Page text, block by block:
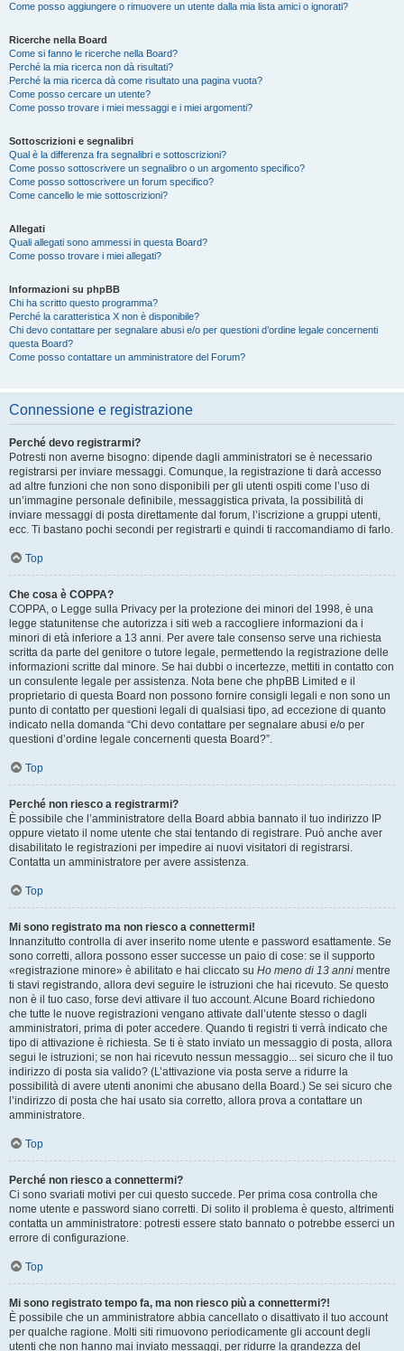
Come posso aggiungere o rimuovere un utente dalla mia lista amici o ignorati?
Ricerche nella Board
Come si fanno le ricerche nella Board?
Perché la mia ricerca non dà risultati?
Perché la mia ricerca dà come risultato una pagina vuota?
Come posso cercare un utente?
Come posso trovare i miei messaggi e i miei argomenti?
Sottoscrizioni e segnalibri
Qual è la differenza fra segnalibri e sottoscrizioni?
Come posso sottoscrivere un segnalibro o un argomento specifico?
Come posso sottoscrivere un forum specifico?
Come cancello le mie sottoscrizioni?
Allegati
Quali allegati sono ammessi in questa Board?
Come posso trovare i miei allegati?
Informazioni su phpBB
Chi ha scritto questo programma?
Perché la caratteristica X non è disponibile?
Chi devo contattare per segnalare abusi e/o per questioni d’ordine legale concernenti
questa Board?
Come posso contattare un amministratore del Forum?
Connessione e registrazione
Perché devo registrarmi?
Potresti non averne bisogno: dipende dagli amministratori se è necessario
registrarsi per inviare messaggi. Comunque, la registrazione ti darà accesso
ad altre funzioni che non sono disponibili per gli utenti ospiti come l’uso di
un’immagine personale definibile, messaggistica privata, la possibilità di
inviare messaggi di posta direttamente dal forum, l’iscrizione a gruppi utenti,
ecc. Ti bastano pochi secondi per registrarti e quindi ti raccomandiamo di farlo.
Top
Che cosa è COPPA?
COPPA, o Legge sulla Privacy per la protezione dei minori del 1998, è una
legge statunitense che autorizza i siti web a raccogliere informazioni da i
minori di età inferiore a 13 anni. Per avere tale consenso serve una richiesta
scritta da parte del genitore o tutore legale, permettendo la registrazione delle
informazioni scritte dal minore. Se hai dubbi o incertezze, mettiti in contatto con
un consulente legale per assistenza. Nota bene che phpBB Limited e il
proprietario di questa Board non possono fornire consigli legali e non sono un
punto di contatto per questioni legali di qualsiasi tipo, ad eccezione di quanto
indicato nella domanda “Chi devo contattare per segnalare abusi e/o per
questioni d’ordine legale concernenti questa Board?”.
Top
Perché non riesco a registrarmi?
È possibile che l’amministratore della Board abbia bannato il tuo indirizzo IP
oppure vietato il nome utente che stai tentando di registrare. Può anche aver
disabilitato le registrazioni per impedire ai nuovi visitatori di registrarsi.
Contatta un amministratore per avere assistenza.
Top
Mi sono registrato ma non riesco a connettermi!
Innanzitutto controlla di aver inserito nome utente e password esattamente. Se
sono corretti, allora possono esser successe un paio di cose: se il supporto
«registrazione minore» è abilitato e hai cliccato su Ho meno di 13 anni mentre
ti stavi registrando, allora devi seguire le istruzioni che hai ricevuto. Se questo
non è il tuo caso, forse devi attivare il tuo account. Alcune Board richiedono
che tutte le nuove registrazioni vengano attivate dall’utente stesso o dagli
amministratori, prima di poter accedere. Quando ti registri ti verrà indicato che
tipo di attivazione è richiesta. Se ti è stato inviato un messaggio di posta, allora
segui le istruzioni; se non hai ricevuto nessun messaggio... sei sicuro che il tuo
indirizzo di posta sia valido? (L’attivazione via posta serve a ridurre la
possibilità di avere utenti anonimi che abusano della Board.) Se sei sicuro che
l’indirizzo di posta che hai usato sia corretto, allora prova a contattare un
amministratore.
Top
Perché non riesco a connettermi?
Ci sono svariati motivi per cui questo succede. Per prima cosa controlla che
nome utente e password siano corretti. Di solito il problema è questo, altrimenti
contatta un amministratore: potresti essere stato bannato o potrebbe esserci un
errore di configurazione.
Top
Mi sono registrato tempo fa, ma non riesco più a connettermi?!
È possibile che un amministratore abbia cancellato o disattivato il tuo account
per qualche ragione. Molti siti rimuovono periodicamente gli account degli
utenti che non hanno mai inviato messaggi, per ridurre la grandezza del